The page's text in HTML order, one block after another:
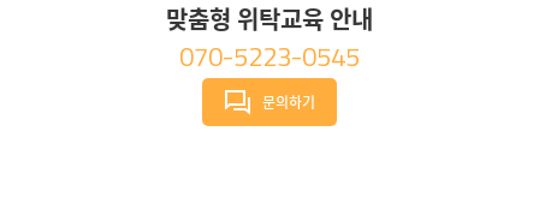
맞춤형 위탁교육 안내
070-5223-0545
문의하기